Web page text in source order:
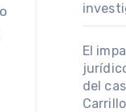
El
del